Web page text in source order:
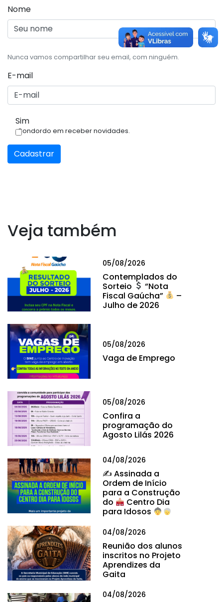
Nome
Nunca vamos compartilhar seu email, com ninguém.
E-mail
Sim
Condordo em receber novidades.
Cadastrar
Veja também
05/08/2026
Contemplados do
Sorteio
“Nota
Fiscal Gaúcha”
–
Julho de 2026
05/08/2026
Vaga de Emprego
05/08/2026
Confira a
programação do
Agosto Lilás 2026
04/08/2026
✍ Assinada a
Ordem de Início
para a Construção
do
Centro Dia
para Idosos
04/08/2026
Reunião dos alunos
inscritos no Projeto
Aprendizes da
Gaita
04/08/2026